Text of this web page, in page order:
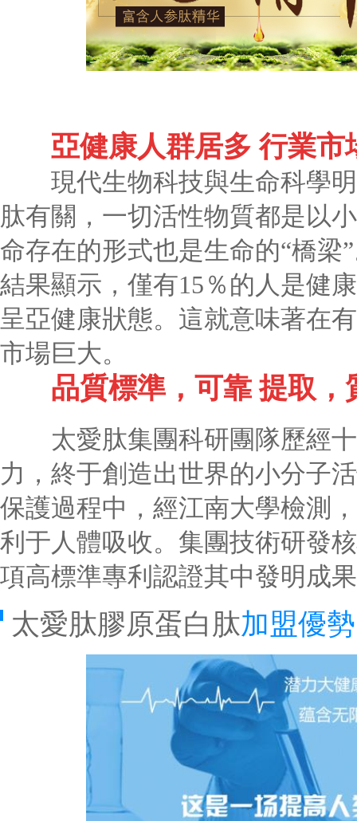
亞健康人群居多 行業市
現代生物科技與生命科學明
肽有關，一切活性物質都是以
命存在的形式也是生命的“橋梁
結果顯示，僅有15％的人是健
呈亞健康狀態。這就意味著在
市場巨大。
品質標準，可靠 提取
太愛肽集團科研團隊歷經十
力，終于創造出世界的小分子
保護過程中，經江南大學檢測
利于人體吸收。集團技術研發
項高標準專利認證其中發明成
太愛肽膠原蛋白肽加盟優勢